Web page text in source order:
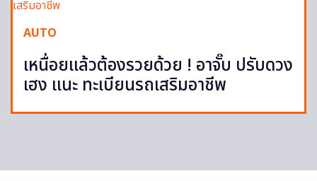
AUTO
เหนื่อยแล้วต้องรวยด้วย ! อาจั๊บ ปรับดวง
เฮง แนะ ทะเบียนรถเสริมอาชีพ